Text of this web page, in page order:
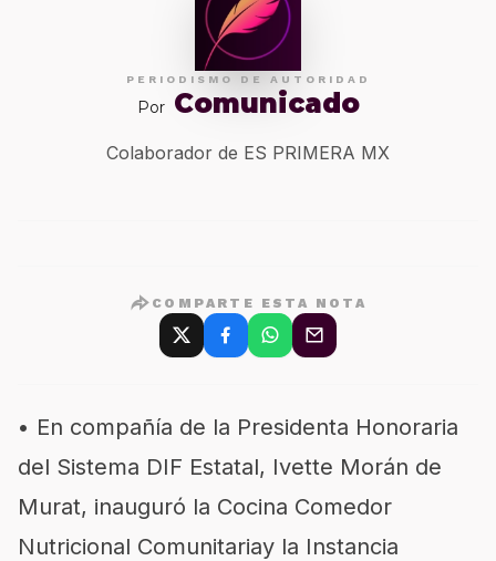
PERIODISMO DE AUTORIDAD
Por Comunicado
Colaborador de ES PRIMERA MX
COMPARTE ESTA NOTA
• En compañía de la Presidenta Honoraria
del Sistema DIF Estatal, Ivette Morán de
Murat, inauguró la Cocina Comedor
Nutricional Comunitariay la Instancia